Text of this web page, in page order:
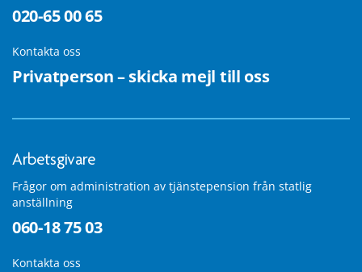
020-65 00 65
Kontakta oss
Privatperson – skicka mejl till oss
Arbetsgivare
Frågor om administration av tjänstepension från statlig
anställning
060-18 75 03
Kontakta oss